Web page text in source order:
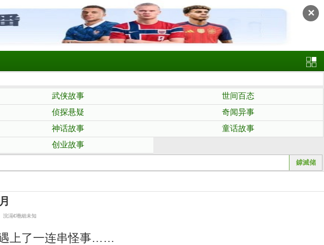
✕
武侠故事
世间百态
侦探悬疑
奇闻异事
神话故事
童话故事
创业故事
滆€咃細未知
上了一连串怪事……